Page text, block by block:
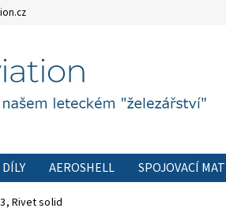
AEROSHELL SPOJOVACÍ
KONTAKTNÍ FORMULÁŘ
Rivet solid